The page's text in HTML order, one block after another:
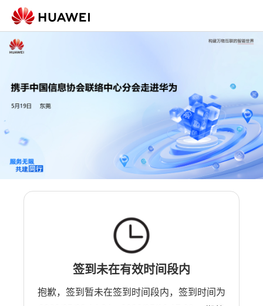
签到未在有效时间段内
抱歉，签到暂未在签到时间段内，签到时间为